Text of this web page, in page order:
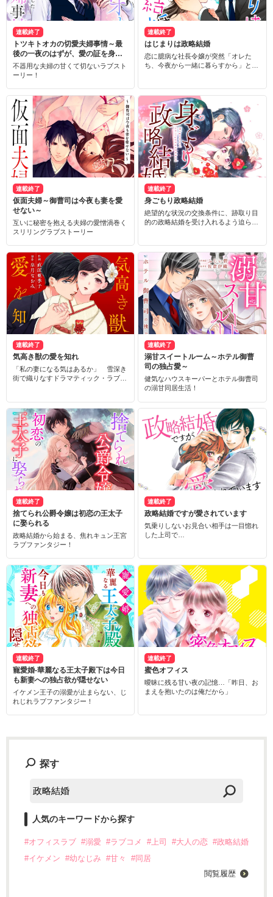
連載終了
トツキトオカの切愛夫婦事情～最
後の一夜のはずが、愛の証を身ご
もりました～
不器用な夫婦の甘くて切ないラブスト
ーリー！
連載終了
はじまりは政略結婚
恋に臆病な社長令嬢が突然「オレた
ち、今夜から一緒に暮らすから」と同
連載終了
仮面夫婦～御曹司は今夜も妻を愛
せない～
互いに秘密を抱える夫婦の愛憎渦巻く
スリリングラブストーリー
連載終了
身ごもり政略結婚
絶望的な状況の交換条件に、跡取り目
的の政略結婚を受け入れるよう迫られ
連載終了
気高き獣の愛を知れ
「私の妻になる気はあるか」 雪深き
街で織りなすドラマティック・ラブス
連載終了
溺甘スイートルーム～ホテル御曹
司の独占愛～
健気なハウスキーパーとホテル御曹司
の溺甘同居生活！
連載終了
捨てられ公爵令嬢は初恋の王太子
に娶られる
政略結婚から始まる、焦れキュン王宮
ラブファンタジー！
連載終了
政略結婚ですが愛されています
気乗りしないお見合い相手は一目惚れ
した上司で…
連載終了
寵愛婚-華麗なる王太子殿下は今日
も新妻への独占欲が隠せない
イケメン王子の溺愛が止まらない、じ
れじれラブファンタジー！
連載終了
蜜色オフィス
曖昧に残る甘い夜の記憶…「昨日、お
まえを抱いたのは俺だから」
探す
人気のキーワードから探す
#オフィスラブ #溺愛 #ラブコメ #上司 #大人の恋 #政略結婚
#イケメン #幼なじみ #甘々
#同居
閲覧履歴